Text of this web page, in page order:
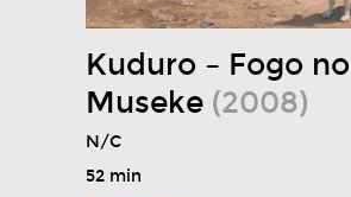
Kuduro – Fogo no
Museke (2008)
N/C
52 min